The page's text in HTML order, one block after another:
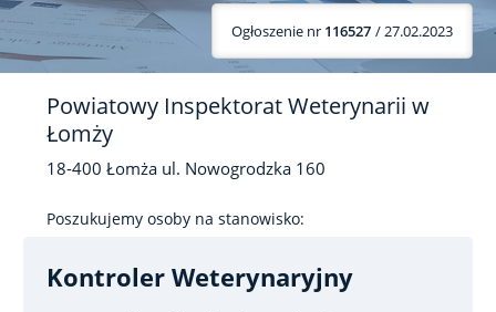
Ogłoszenie nr 116527 / 27.02.2023
Powiatowy Inspektorat Weterynarii w
Łomży
18-400 Łomża ul. Nowogrodzka 160
Poszukujemy osoby na stanowisko:
Kontroler Weterynaryjny